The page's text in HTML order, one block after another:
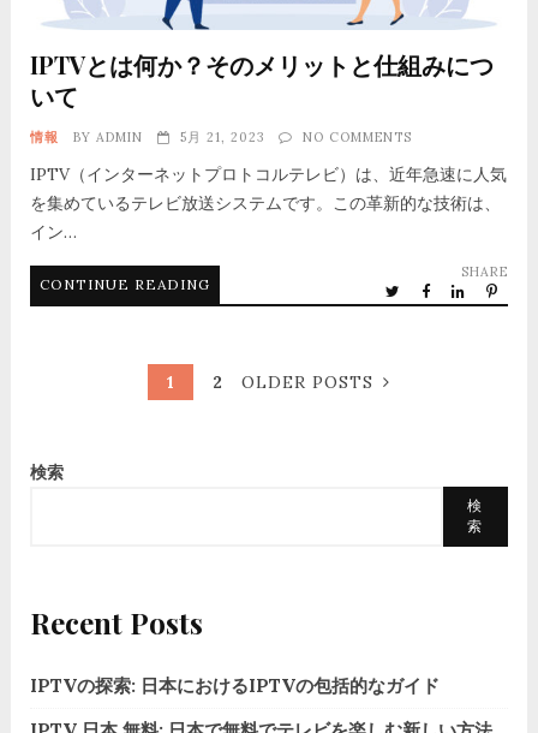
IPTVとは何か？そのメリットと仕組みにつ
いて
情報 BY ADMIN 5月 21, 2023 NO COMMENTS
IPTV（インターネットプロトコルテレビ）は、近年急速に人気
を集めているテレビ放送システムです。この革新的な技術は、
イン…
CONTINUE READING
SHARE
1 2 OLDER POSTS
検索
検
索
Recent Posts
IPTVの探索: 日本におけるIPTVの包括的なガイド